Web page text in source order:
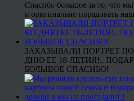
Спасибо большое за то, что
и оригинально порадовать
ЗАКАЗЫВАЛИ ПОРТРЕТ
ДНЮ ЕЕ 18-ЛЕТИЯ!..
БОЛЬШОЕ СПАСИБО!